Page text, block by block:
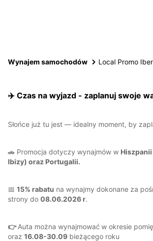
Wynajem samochodów Local Promo
✈️ Czas na wyjazd - zaplanuj swoje
Słońce już tu jest — idealny moment, by
🚗 Promocja dotyczy wynajmów w Hiszpanii
Ibizy) oraz Portugalii.
📅 15% rabatu na wynajmy dokonane za
strony do 08.06.2026 r.
👉Auta można wynajmować w okresie
oraz 16.08-30.09 bieżącego roku